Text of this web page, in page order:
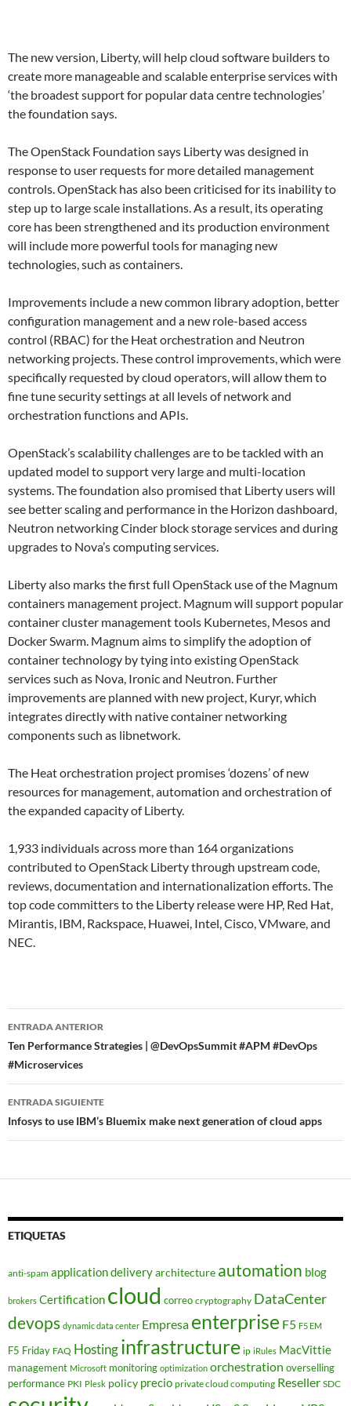
The new version, Liberty, will help cloud software builders to
create more manageable and scalable enterprise services with
‘the broadest support for popular data centre technologies’
the foundation says.
The OpenStack Foundation says Liberty was designed in
response to user requests for more detailed management
controls. OpenStack has also been criticised for its inability to
step up to large scale installations. As a result, its operating
core has been strengthened and its production environment
will include more powerful tools for managing new
technologies, such as containers.
Improvements include a new common library adoption, better
configuration management and a new role-based access
control (RBAC) for the Heat orchestration and Neutron
networking projects. These control improvements, which were
specifically requested by cloud operators, will allow them to
fine tune security settings at all levels of network and
orchestration functions and APIs.
OpenStack’s scalability challenges are to be tackled with an
updated model to support very large and multi-location
systems. The foundation also promised that Liberty users will
see better scaling and performance in the Horizon dashboard,
Neutron networking Cinder block storage services and during
upgrades to Nova’s computing services.
Liberty also marks the first full OpenStack use of the Magnum
containers management project. Magnum will support popular
container cluster management tools Kubernetes, Mesos and
Docker Swarm. Magnum aims to simplify the adoption of
container technology by tying into existing OpenStack
services such as Nova, Ironic and Neutron. Further
improvements are planned with new project, Kuryr, which
integrates directly with native container networking
components such as libnetwork.
The Heat orchestration project promises ‘dozens’ of new
resources for management, automation and orchestration of
the expanded capacity of Liberty.
1,933 individuals across more than 164 organizations
contributed to OpenStack Liberty through upstream code,
reviews, documentation and internationalization efforts. The
top code committers to the Liberty release were HP, Red Hat,
Mirantis, IBM, Rackspace, Huawei, Intel, Cisco, VMware, and
NEC.
Navegador
de
entradas
ENTRADA ANTERIOR
Ten Performance Strategies | @DevOpsSummit #APM #DevOps
#Microservices
ENTRADA SIGUIENTE
Infosys to use IBM’s Bluemix make next generation of cloud apps
ETIQUETAS
anti-spam application deliveryarchitecture automation blog
brokers Certification cloud correo cryptography DataCenter
devops dynamic data center Empresa enterprise F5 F5 EM
F5 Friday FAQ Hostinginfrastructure ip iRules MacVittie
management Microsoft monitoring optimization orchestration overselling
performance PKI Plesk policy precio private cloud computing Reseller SDC